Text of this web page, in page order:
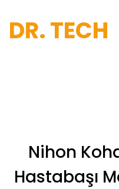
DR. TECH
Nihon
Hastabaşı